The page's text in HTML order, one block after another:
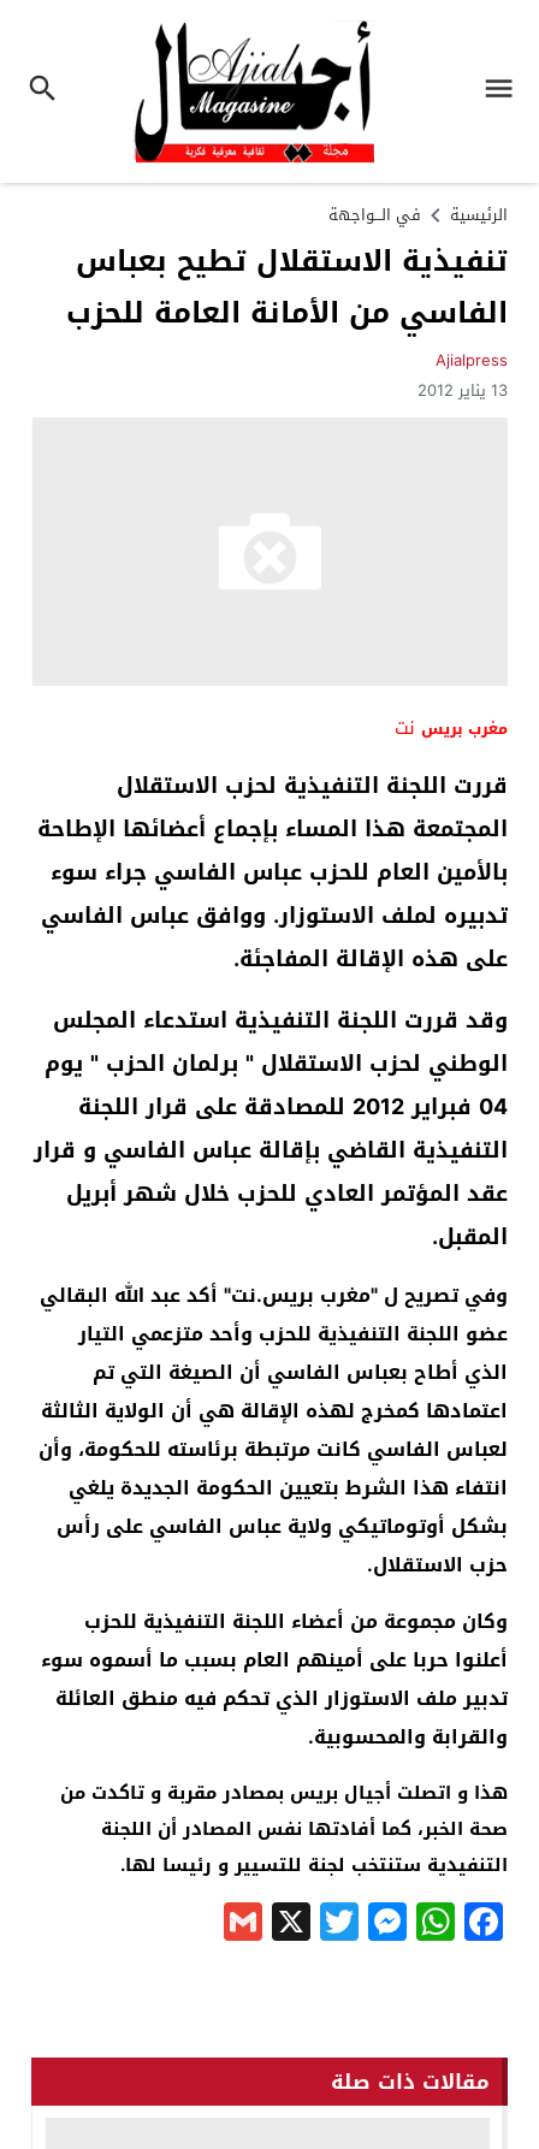
الرئيسية في الـــواجهة
تنفيذية الاستقلال تطيح بعباس
الفاسي من الأمانة العامة للحزب
Ajialpress
13 يناير 2012
مغرب بريس نت
قررت اللجنة التنفيذية لحزب الاستقلال
المجتمعة هذا المساء بإجماع أعضائها الإطاحة
بالأمين العام للحزب عباس الفاسي جراء سوء
تدبيره لملف الاستوزار. ووافق عباس الفاسي
على هذه الإقالة المفاجئة.
وقد قررت اللجنة التنفيذية استدعاء المجلس
الوطني لحزب الاستقلال " برلمان الحزب " يوم
04 فبراير 2012 للمصادقة على قرار اللجنة
التنفيذية القاضي بإقالة عباس الفاسي و قرار
عقد المؤتمر العادي للحزب خلال شهر أبريل
المقبل.
وفي تصريح ل "مغرب بريس.نت" أكد عبد الله البقالي
عضو اللجنة التنفيذية للحزب وأحد متزعمي التيار
الذي أطاح بعباس الفاسي أن الصيغة التي تم
اعتمادها كمخرج لهذه الإقالة هي أن الولاية الثالثة
لعباس الفاسي كانت مرتبطة برئاسته للحكومة، وأن
انتفاء هذا الشرط بتعيين الحكومة الجديدة يلغي
بشكل أوتوماتيكي ولاية عباس الفاسي على رأس
حزب الاستقلال.
وكان مجموعة من أعضاء اللجنة التنفيذية للحزب
أعلنوا حربا على أمينهم العام بسبب ما أسموه سوء
تدبير ملف الاستوزار الذي تحكم فيه منطق العائلة
والقرابة والمحسوبية.
هذا و اتصلت أجيال بريس بمصادر مقربة و تاكدت من
صحة الخبر، كما أفادتها نفس المصادر أن اللجنة
التنفيدية ستنتخب لجنة للتسيير و رئيسا لها.
Facebook
WhatsApp
Messenger
Twitter
X
مقالات ذات صلة